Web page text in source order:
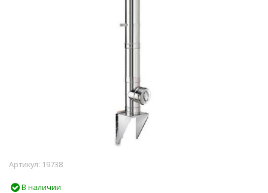
Артикул: 19738
В наличии